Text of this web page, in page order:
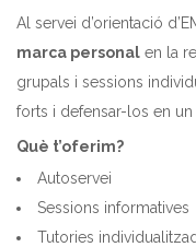
Al servei d’orientació
marca personal en la
grupals i sessions
forts i defensar-los en
Què t’oferim?
Autoservei
Sessions informatives
Tutories